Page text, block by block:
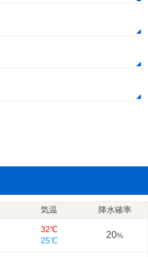
気温 降水確率
32℃
25℃
20%